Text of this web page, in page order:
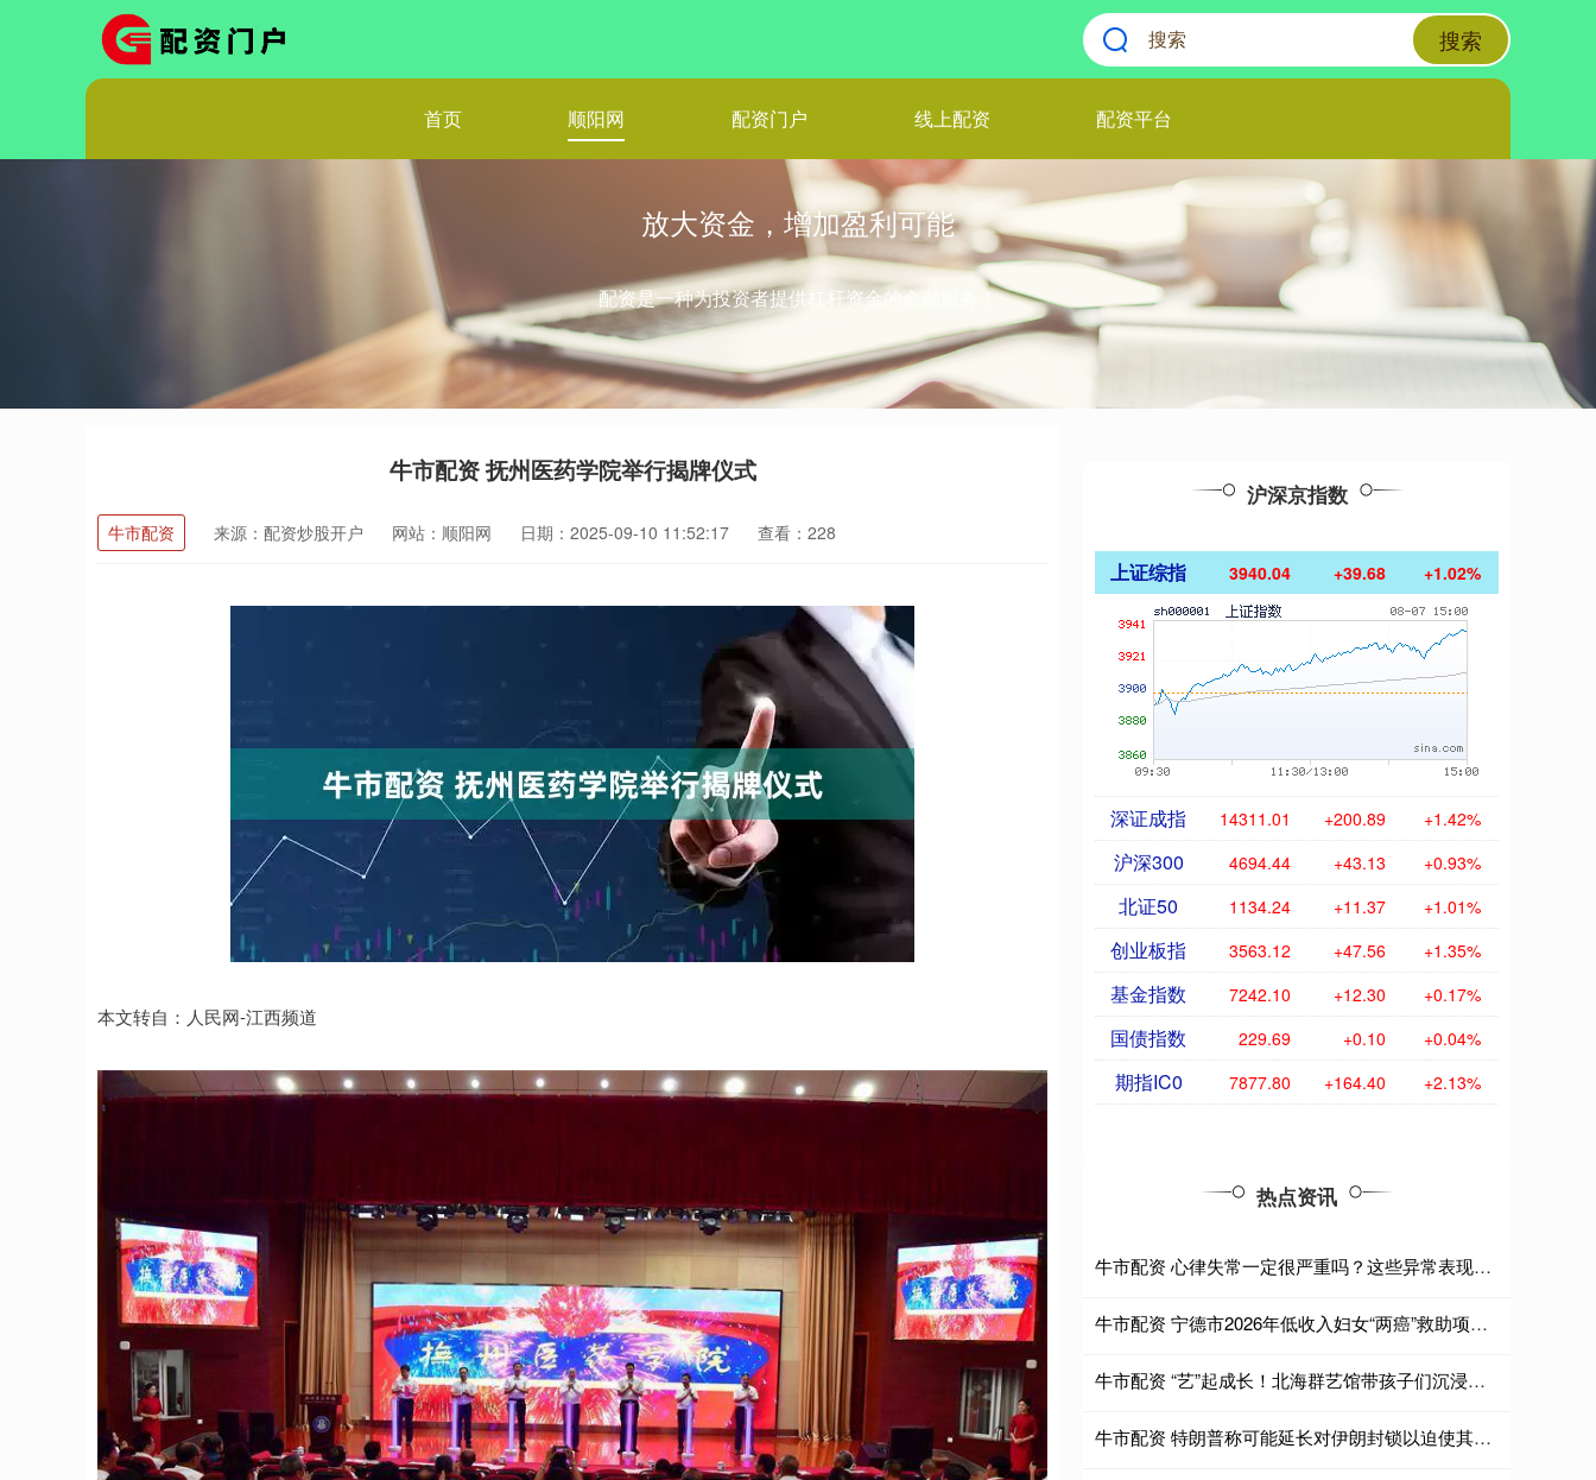
搜索
首页 顺阳网 配资门户 线上配资 配资平台
放大资金，增加盈利可能
配资是一种为投资者提供杠杆资金的金融服务！
牛市配资 抚州医药学院举行揭牌仪式
牛市配资 来源：配资炒股开户 网站：顺阳网 日期：2025-09-10 11:52:17 查看：228
本文转自：人民网-江西频道
沪深京指数
上证综指 3940.04 +39.68 +1.02%
深证成指 14311.01 +200.89 +1.42%
沪深300 4694.44 +43.13 +0.93%
北证50 1134.24 +11.37 +1.01%
创业板指 3563.12 +47.56 +1.35%
基金指数 7242.10 +12.30 +0.17%
国债指数 229.69 +0.10 +0.04%
期指IC0 7877.80 +164.40 +2.13%
热点资讯
牛市配资 心律失常一定很严重吗？这些异常表现需重视
牛市配资 宁德市2026年低收入妇女“两癌”救助项目正式启动
牛市配资 “艺”起成长！北海群艺馆带孩子们沉浸式学唱咸水歌
牛市配资 特朗普称可能延长对伊朗封锁以迫使其达成协议